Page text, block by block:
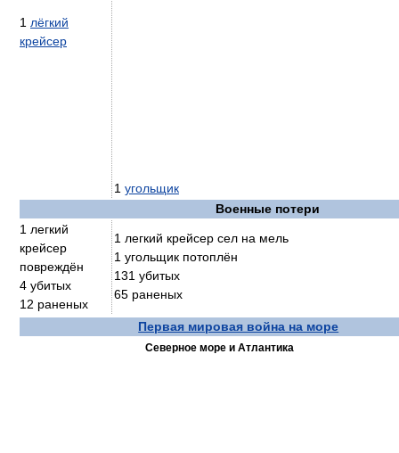
1 лёгкий
крейсер
1 угольщик
Военные потери
1 легкий
крейсер
повреждён
4 убитых
12 раненых
1 легкий крейсер сел на мель
1 угольщик потоплён
131 убитых
65 раненых
Первая мировая война на море
Северное море и Атлантика